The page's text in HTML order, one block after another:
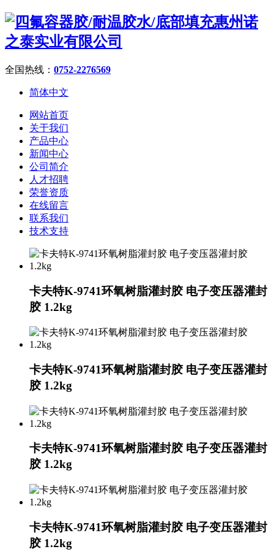
全国热线： 0752-2276569
简体中文
网站首页
关于我们
产品中心
新闻中心
公司简介
人才招聘
荣誉资质
在线留言
联系我们
技术支持
卡夫特K-9741环氧树脂灌封胶 电子变压器灌封
胶 1.2kg
卡夫特K-9741环氧树脂灌封胶 电子变压器灌封
胶 1.2kg
卡夫特K-9741环氧树脂灌封胶 电子变压器灌封
胶 1.2kg
卡夫特K-9741环氧树脂灌封胶 电子变压器灌封
胶 1.2kg